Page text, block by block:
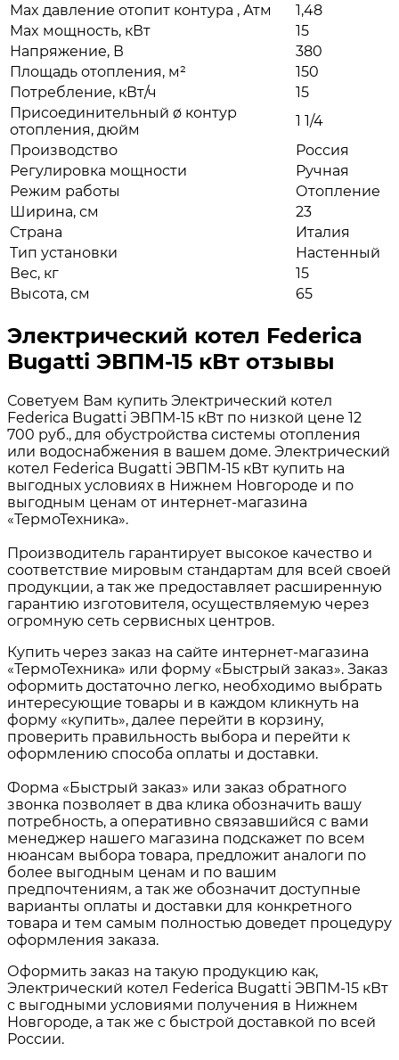
Max давление отопит контура , Атм
1,48
Max мощность, кВт
15
Напряжение, В
380
Площадь отопления, м²
150
Потребление, кВт/ч
15
Присоединительный ø контур
отопления, дюйм
1 1/4
Производство
Россия
Регулировка мощности
Ручная
Режим работы
Отопление
Ширина, см
23
Страна
Италия
Тип установки
Настенный
Вес, кг
15
Высота, см
65
Электрический котел Federica
Bugatti ЭВПМ-15 кВт отзывы
Советуем Вам купить Электрический котел
Federica Bugatti ЭВПМ-15 кВт по низкой цене 12
700 руб., для обустройства системы отопления
или водоснабжения в вашем доме. Электрический
котел Federica Bugatti ЭВПМ-15 кВт купить на
выгодных условиях в Нижнем Новгороде и по
выгодным ценам от интернет-магазина
«ТермоТехника».
Производитель гарантирует высокое качество и
соответствие мировым стандартам для всей своей
продукции, а так же предоставляет расширенную
гарантию изготовителя, осуществляемую через
огромную сеть сервисных центров.
Купить через заказ на сайте интернет-магазина
«ТермоТехника» или форму «Быстрый заказ». Заказ
оформить достаточно легко, необходимо выбрать
интересующие товары и в каждом кликнуть на
форму «купить», далее перейти в корзину,
проверить правильность выбора и перейти к
оформлению способа оплаты и доставки.
Форма «Быстрый заказ» или заказ обратного
звонка позволяет в два клика обозначить вашу
потребность, а оперативно связавшийся с вами
менеджер нашего магазина подскажет по всем
нюансам выбора товара, предложит аналоги по
более выгодным ценам и по вашим
предпочтениям, а так же обозначит доступные
варианты оплаты и доставки для конкретного
товара и тем самым полностью доведет процедуру
оформления заказа.
Оформить заказ на такую продукцию как,
Электрический котел Federica Bugatti ЭВПМ-15 кВт
с выгодными условиями получения в Нижнем
Новгороде, а так же с быстрой доставкой по всей
России.